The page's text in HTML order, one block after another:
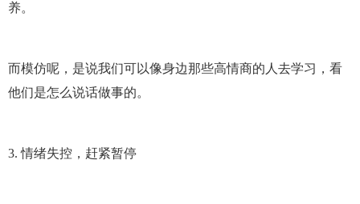
养。
而模仿呢，是说我们可以像身边那些高情商的人去学习，看
他们是怎么说话做事的。
3. 情绪失控，赶紧暂停